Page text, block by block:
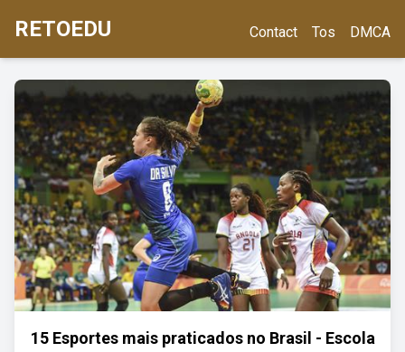
RETOEDU Contact Tos DMCA
15 Esportes mais praticados no Brasil - Escola